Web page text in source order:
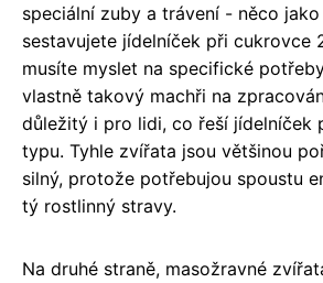
speciální zuby a trávení - něco
sestavujete jídelníček při cukrovce
musíte myslet na specifické
vlastně takový machři na
důležitý i pro lidi, co řeší jídelníček
typu. Tyhle zvířata jsou většinou
silný, protože potřebujou spoustu
tý rostlinný stravy.
Na druhé straně, masožravné